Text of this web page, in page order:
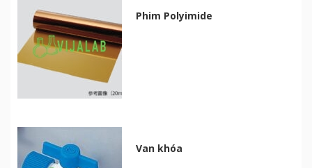
Phim Polyimide
Van khóa